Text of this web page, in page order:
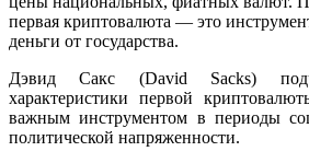
первая криптовалюта — это
деньги от государства.
Дэвид Сакс (David Sacks)
характеристики первой
важным инструментом в периоды
политической напряженности.